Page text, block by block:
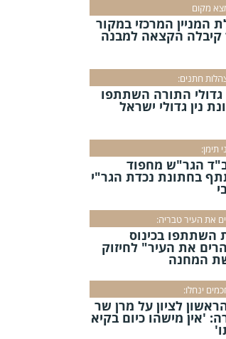
מקום
המניין המרכזי במקור
קיבלה הקצאה למבנה
חתנים:
גדולי התורה השתתפו
נין גדולי ישראל
תימן:
הגר"ש מחפוד
בחתונת נכדת הגר"י
את העיר טבריה:
השתתפו בכינוס
את העיר" לחיזוק
המחנה
ינחלו:
לציון על מרן שר
'אין מישהו כיום בקיא